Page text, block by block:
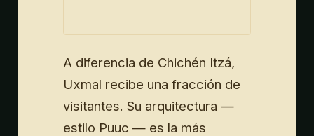
A diferencia de Chichén Itzá,
Uxmal recibe una fracción de
visitantes. Su arquitectura —
estilo Puuc — es la más